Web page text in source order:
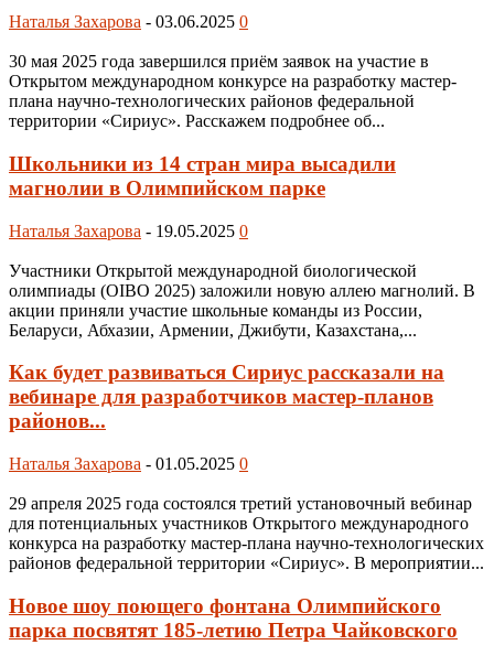
Наталья Захарова - 03.06.2025 0
30 мая 2025 года завершился приём заявок на участие в
Открытом международном конкурсе на разработку мастер-
плана научно-технологических районов федеральной
территории «Сириус». Расскажем подробнее об...
Школьники из 14 стран мира высадили
магнолии в Олимпийском парке
Наталья Захарова - 19.05.2025 0
Участники Открытой международной биологической
олимпиады (OIBO 2025) заложили новую аллею магнолий. В
акции приняли участие школьные команды из России,
Беларуси, Абхазии, Армении, Джибути, Казахстана,...
Как будет развиваться Сириус рассказали на
вебинаре для разработчиков мастер-планов
районов...
Наталья Захарова - 01.05.2025 0
29 апреля 2025 года состоялся третий установочный вебинар
для потенциальных участников Открытого международного
конкурса на разработку мастер-плана научно-технологических
районов федеральной территории «Сириус». В мероприятии...
Новое шоу поющего фонтана Олимпийского
парка посвятят 185-летию Петра Чайковского